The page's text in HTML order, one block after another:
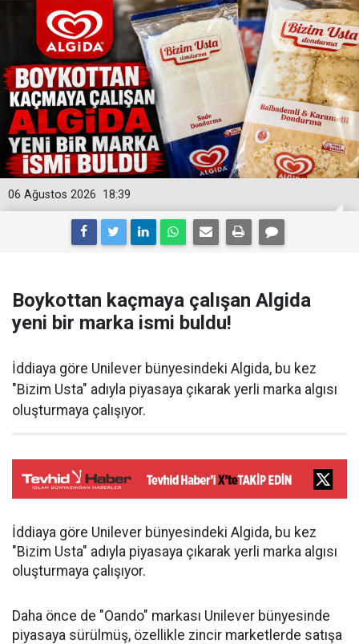
18:39
06 Ağustos 2026
Boykottan kaçmaya çalışan Algida
yeni bir marka ismi buldu!
İddiaya göre Unilever bünyesindeki Algida, bu kez
"Bizim Usta" adıyla piyasaya çıkarak yerli marka algısı
oluşturmaya çalışıyor.
İddiaya göre Unilever bünyesindeki Algida, bu kez
"Bizim Usta" adıyla piyasaya çıkarak yerli marka algısı
oluşturmaya çalışıyor.
Daha önce de "Oando" markası Unilever bünyesinde
piyasaya sürülmüş, özellikle zincir marketlerde satışa